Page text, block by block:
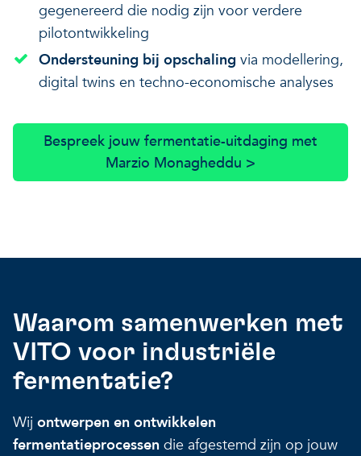
gegenereerd die nodig zijn voor verdere
pilotontwikkeling
Ondersteuning bij opschaling via modellering,
digital twins en techno-economische analyses
Bespreek jouw fermentatie-uitdaging met
Marzio Monagheddu >
Waarom samenwerken met
VITO voor industriële
fermentatie?
Wij ontwerpen en ontwikkelen
fermentatieprocessen die afgestemd zijn op jouw